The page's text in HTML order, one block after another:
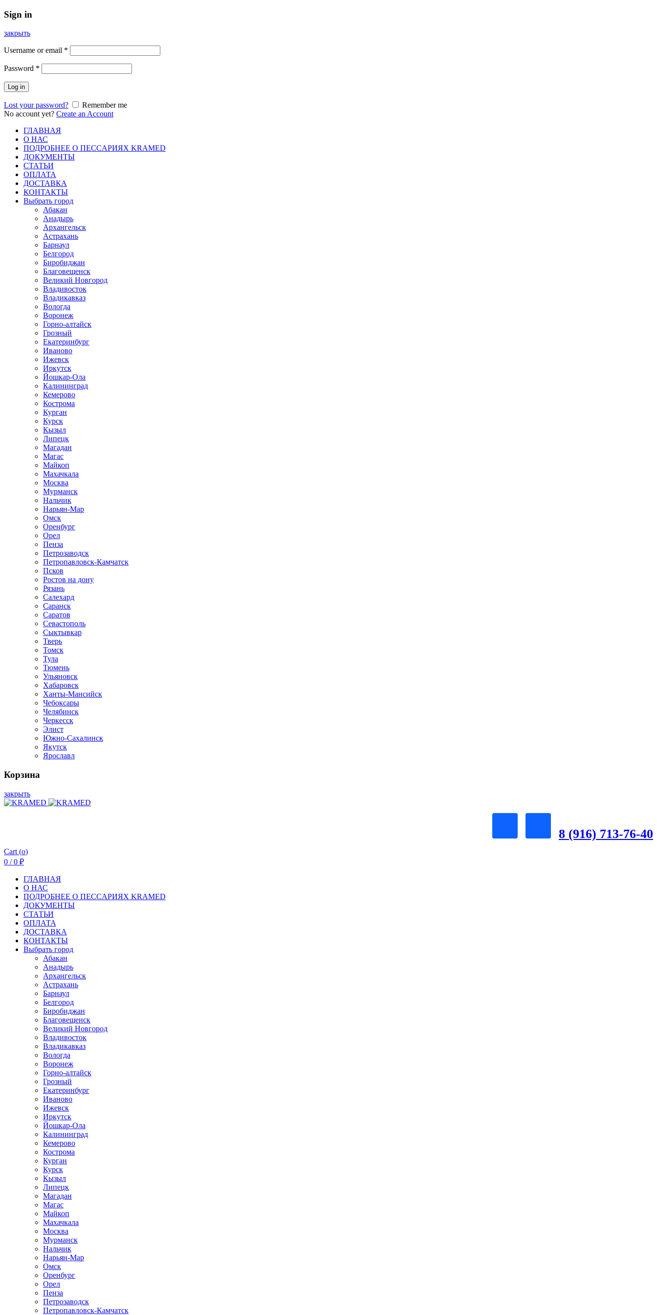
Sign in
закрыть
Username or email *
Password *
Log in
Lost your password?
Remember me
No account yet? Create an Account
ГЛАВНАЯ
О НАС
ПОДРОБНЕЕ О ПEСCАРИЯХ KRAMED
ДОКУМЕНТЫ
СТАТЬИ
ОПЛАТА
ДОСТАВКА
КОНТАКТЫ
Выбрать город
Абакан
Анадырь
Архангельск
Астрахань
Барнаул
Белгород
Биробиджан
Благовещенск
Великий Новгород
Владивосток
Владикавказ
Вологда
Воронеж
Горно-алтайск
Грозный
Екатеринбург
Иваново
Ижевск
Иркутск
Йошкар-Ола
Калининград
Кемерово
Кострома
Курган
Курск
Кызыл
Липецк
Магадан
Магас
Майкоп
Махачкала
Москва
Мурманск
Нальчик
Нарьян-Мар
Омск
Оренбург
Орел
Пенза
Петрозаводск
Петропавловск-Камчатск
Псков
Ростов на дону
Рязань
Салехард
Саранск
Саратов
Севастополь
Сыктывкар
Тверь
Томск
Тула
Тюмень
Ульяновск
Хабаровск
Ханты-Мансийск
Чебоксары
Челябинск
Черкесск
Элист
Южно-Сахалинск
Якутск
Ярославл
Корзина
закрыть
8 (916) 713-76-40
Cart (o)
0 / 0 ₽
ГЛАВНАЯ
О НАС
ПОДРОБНЕЕ О ПEСCАРИЯХ KRAMED
ДОКУМЕНТЫ
СТАТЬИ
ОПЛАТА
ДОСТАВКА
КОНТАКТЫ
Выбрать город
Абакан
Анадырь
Архангельск
Астрахань
Барнаул
Белгород
Биробиджан
Благовещенск
Великий Новгород
Владивосток
Владикавказ
Вологда
Воронеж
Горно-алтайск
Грозный
Екатеринбург
Иваново
Ижевск
Иркутск
Йошкар-Ола
Калининград
Кемерово
Кострома
Курган
Курск
Кызыл
Липецк
Магадан
Магас
Майкоп
Махачкала
Москва
Мурманск
Нальчик
Нарьян-Мар
Омск
Оренбург
Орел
Пенза
Петрозаводск
Петропавловск-Камчатск